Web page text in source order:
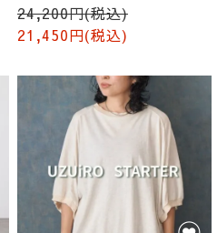
24,200円(税込)
21,450円(税込)